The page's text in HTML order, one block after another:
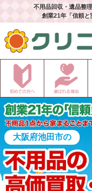
不用品回収・遺品整
創業21年「信頼と
大阪府池田市の